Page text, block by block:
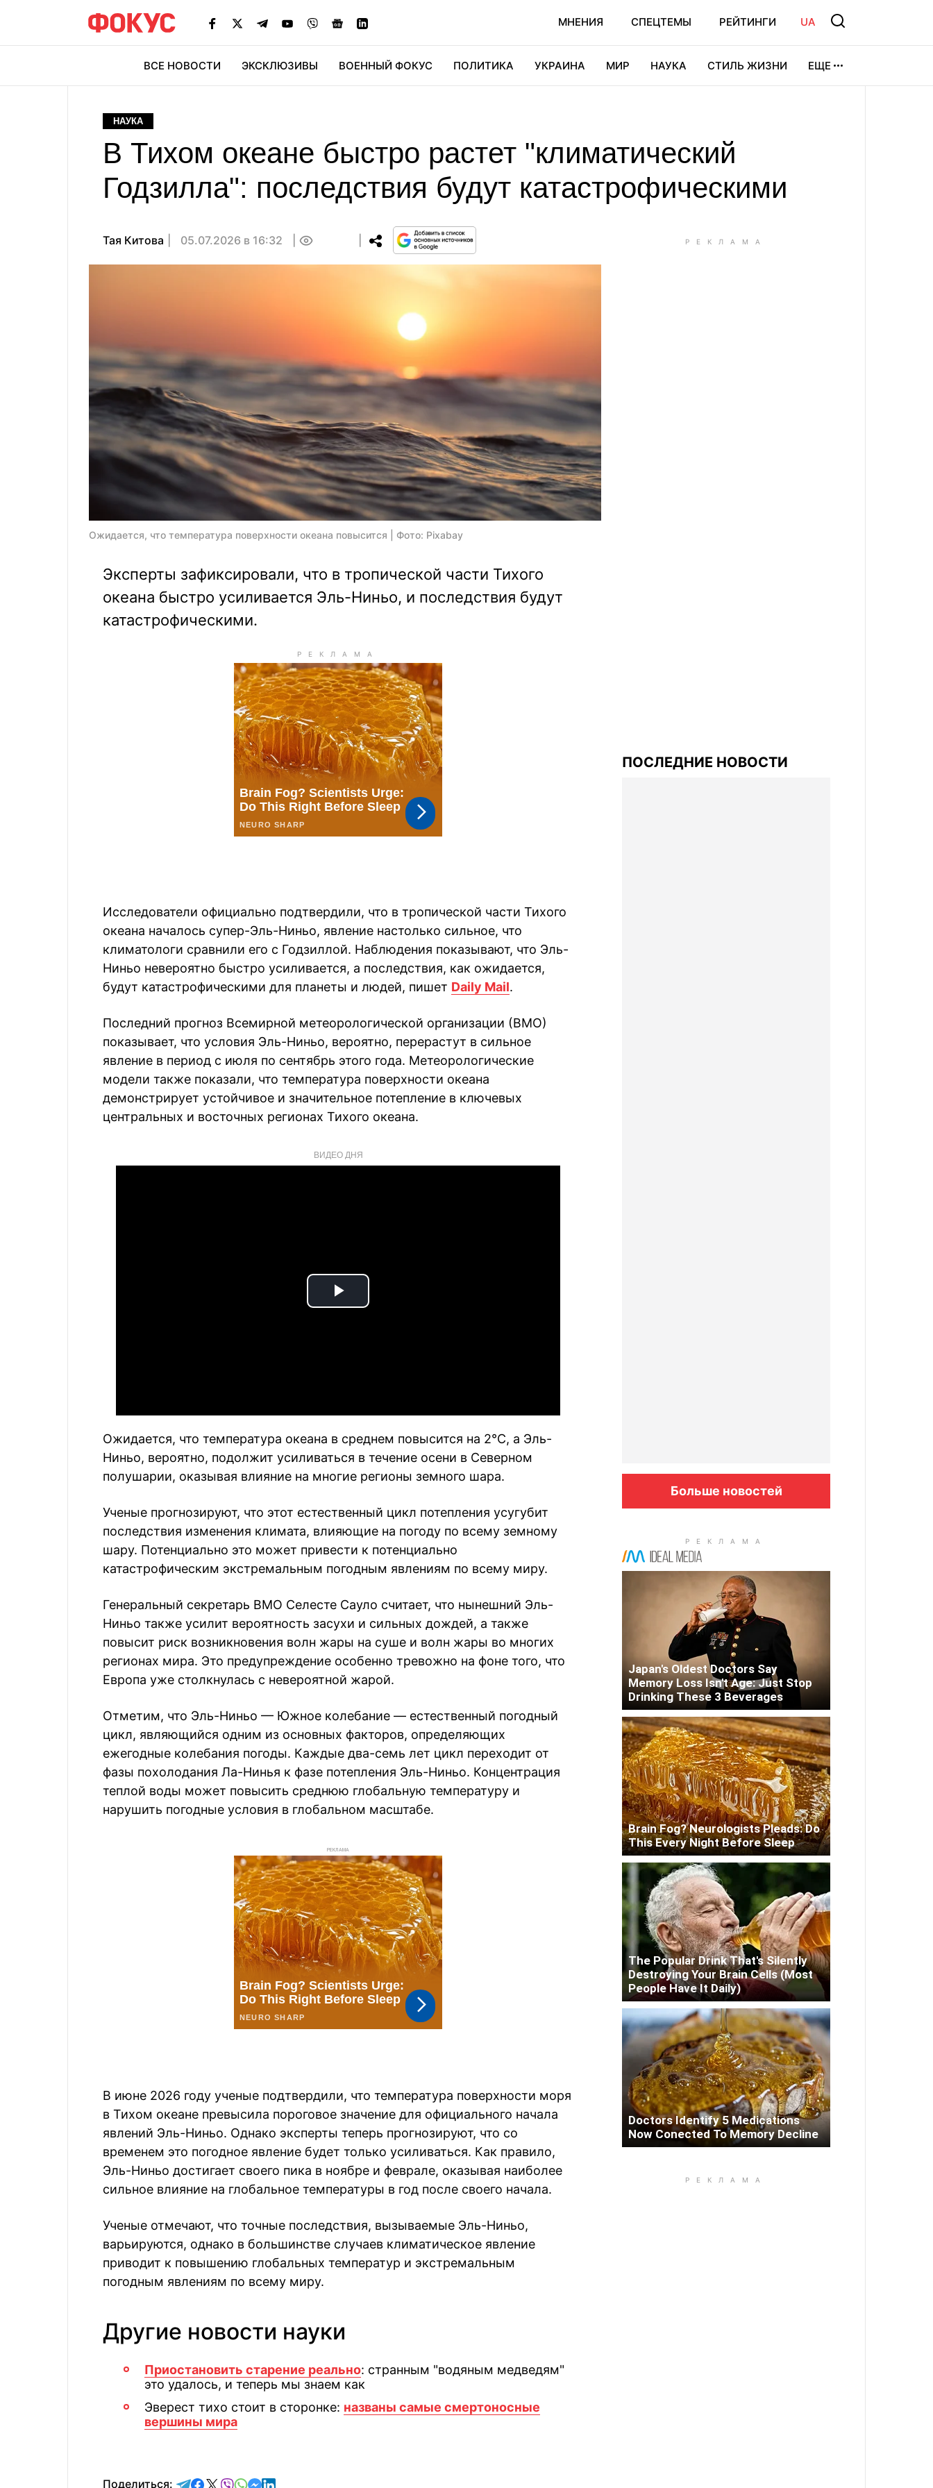
МНЕНИЯ СПЕЦТЕМЫ РЕЙТИНГИ UA
ВСЕ НОВОСТИ ЭКСКЛЮЗИВЫ ВОЕННЫЙ ФОКУС ПОЛИТИКА УКРАИНА МИР НАУКА СТИЛЬ ЖИЗНИ ЕЩЕ
НАУКА
В Тихом океане быстро растет "климатический
Годзилла": последствия будут катастрофическими
Тая Китова 05.07.2026 в 16:32
Ожидается, что температура поверхности океана повысится | Фото: Pixabay
Эксперты зафиксировали, что в тропической части Тихого
океана быстро усиливается Эль-Ниньо, и последствия будут
катастрофическими.
Исследователи официально подтвердили, что в тропической части Тихого
океана началось супер-Эль-Ниньо, явление настолько сильное, что
климатологи сравнили его с Годзиллой. Наблюдения показывают, что Эль-
Ниньо невероятно быстро усиливается, а последствия, как ожидается,
будут катастрофическими для планеты и людей, пишет Daily Mail.
Последний прогноз Всемирной метеорологической организации (ВМО)
показывает, что условия Эль-Ниньо, вероятно, перерастут в сильное
явление в период с июля по сентябрь этого года. Метеорологические
модели также показали, что температура поверхности океана
демонстрирует устойчивое и значительное потепление в ключевых
центральных и восточных регионах Тихого океана.
ВИДЕО ДНЯ
Play
Ожидается, что температура океана в среднем повысится на 2°C, а Эль-
Ниньо, вероятно, подолжит усиливаться в течение осени в Северном
полушарии, оказывая влияние на многие регионы земного шара.
Ученые прогнозируют, что этот естественный цикл потепления усугубит
последствия изменения климата, влияющие на погоду по всему земному
шару. Потенциально это может привести к потенциально
катастрофическим экстремальным погодным явлениям по всему миру.
Генеральный секретарь ВМО Селесте Сауло считает, что нынешний Эль-
Ниньо также усилит вероятность засухи и сильных дождей, а также
повысит риск возникновения волн жары на суше и волн жары во многих
регионах мира. Это предупреждение особенно тревожно на фоне того, что
Европа уже столкнулась с невероятной жарой.
Отметим, что Эль-Ниньо — Южное колебание — естественный погодный
цикл, являющийся одним из основных факторов, определяющих
ежегодные колебания погоды. Каждые два-семь лет цикл переходит от
фазы похолодания Ла-Нинья к фазе потепления Эль-Ниньо. Концентрация
теплой воды может повысить среднюю глобальную температуру и
нарушить погодные условия в глобальном масштабе.
РЕКЛАМА
В июне 2026 году ученые подтвердили, что температура поверхности моря
в Тихом океане превысила пороговое значение для официального начала
явлений Эль-Ниньо. Однако эксперты теперь прогнозируют, что со
временем это погодное явление будет только усиливаться. Как правило,
Эль-Ниньо достигает своего пика в ноябре и феврале, оказывая наиболее
сильное влияние на глобальное температуры в год после своего начала.
Ученые отмечают, что точные последствия, вызываемые Эль-Ниньо,
варьируются, однако в большинстве случаев климатическое явление
приводит к повышению глобальных температур и экстремальным
погодным явлениям по всему миру.
Другие новости науки
Приостановить старение реально: странным "водяным медведям"
это удалось, и теперь мы знаем как
Эверест тихо стоит в сторонке: названы самые смертоносные
вершины мира
Поделиться: отправить в Telegram
поделиться в Facebook
поделиться в X
отправить в Viber
отправить в Whatsapp
отправить в Messenger
отправить в LinkedIn
ПОСЛЕДНИЕ НОВОСТИ
Больше новостей